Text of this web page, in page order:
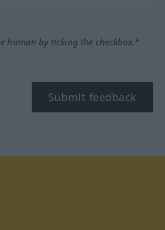
human by ticking the checkbox.*
Submit feedback